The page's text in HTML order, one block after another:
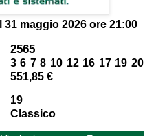
31 maggio 2026 ore 21:00
2565
3 6 7 8 10 12 16 17 19 20
551,85 €
19
Classico